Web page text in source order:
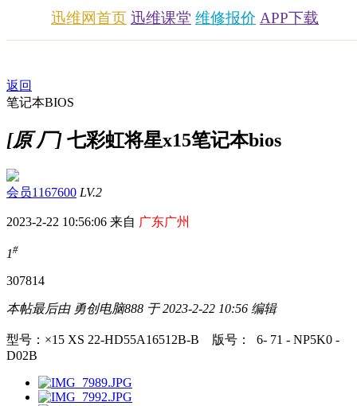
迅维网首页 迅维课堂 维修报价 APP下载
返回
笔记本BIOS
[原 厂] 七彩虹将星x15笔记本bios
会员1167600 LV.2
2023-2-22 10:56:06 来自 广东广州
1#
307814
本帖最后由 勇创电脑888 于 2023-2-22 10:56 编辑
型号：×15 XS 22-HD55A16512B-B 版号： 6- 71 - NP5K0 -
D02B